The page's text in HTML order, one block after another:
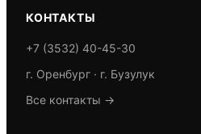
КОНТАКТЫ
+7 (3532) 40-45-30
г. Оренбург · г. Бузулук
Все контакты →